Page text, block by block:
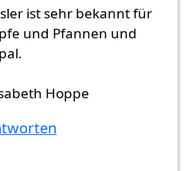
ist sehr bekannt für
und Pfannen und
Hoppe